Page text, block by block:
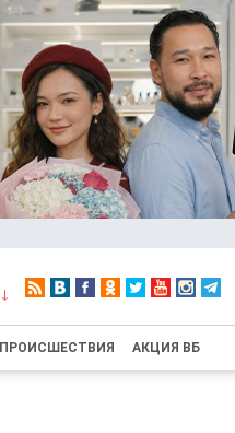
ПРОИСШЕСТВИЯ АКЦИЯ ВБ